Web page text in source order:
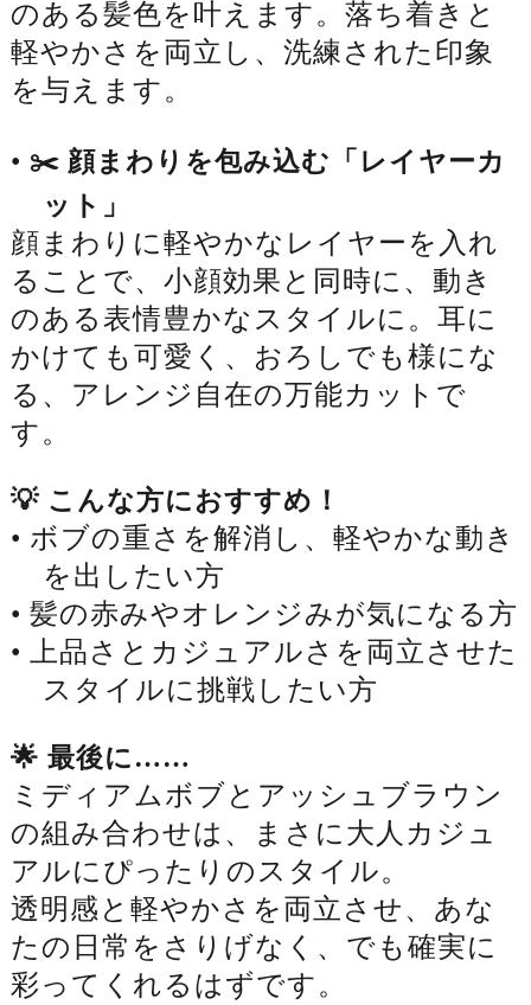
のある髪色を叶えます。落ち着きと
軽やかさを両立し、洗練された印象
を与えます。
• ✂️ 顔まわりを包み込む「レイヤーカ
ット」
顔まわりに軽やかなレイヤーを入れ
ることで、小顔効果と同時に、動き
のある表情豊かなスタイルに。耳に
かけても可愛く、おろしでも様にな
る、アレンジ自在の万能カットで
す。
💡 こんな方におすすめ！
• ボブの重さを解消し、軽やかな動き
を出したい方
• 髪の赤みやオレンジみが気になる方
• 上品さとカジュアルさを両立させた
スタイルに挑戦したい方
🌟 最後に……
ミディアムボブとアッシュブラウン
の組み合わせは、まさに大人カジュ
アルにぴったりのスタイル。
透明感と軽やかさを両立させ、あな
たの日常をさりげなく、でも確実に
彩ってくれるはずです。